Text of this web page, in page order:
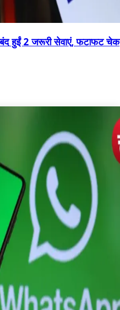
बंद हुईं 2 जरूरी सेवाएं, फटाफट चेक